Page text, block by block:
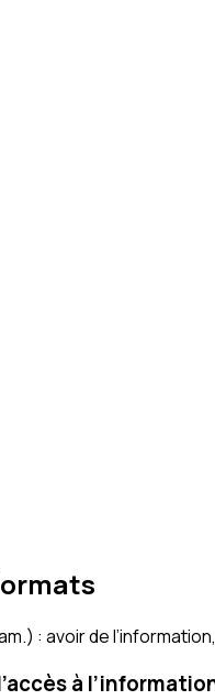
: avoir de
à